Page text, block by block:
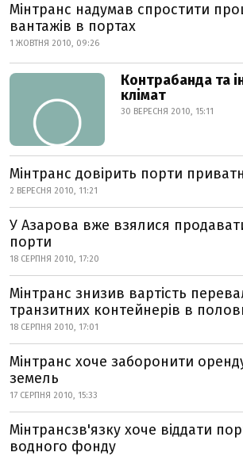
Мінтранс надумав спростити
вантажів в портах
1 ЖОВТНЯ 2010, 09:26
Контрабанда та
клімат
30 ВЕРЕСНЯ 2010, 15:11
Мінтранс довірить порти
2 ВЕРЕСНЯ 2010, 11:21
У Азарова вже взялися
порти
18 СЕРПНЯ 2010, 17:20
Мінтранс знизив вартість
транзитних контейнерів в
18 СЕРПНЯ 2010, 17:01
Мінтранс хоче заборонити
земель
17 СЕРПНЯ 2010, 15:33
Мінтрансзв'язку хоче віддати
водного фонду